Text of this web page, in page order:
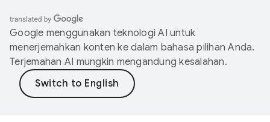
Google menggunakan teknologi AI untuk
menerjemahkan konten ke dalam bahasa pilihan Anda.
Terjemahan AI mungkin mengandung kesalahan.